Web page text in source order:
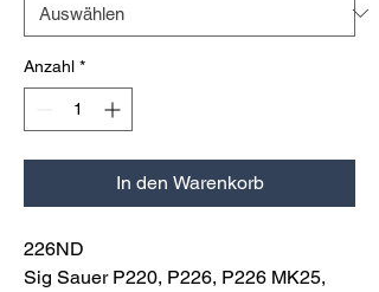
Anzahl *
In den Warenkorb
226ND
Sig Sauer P220, P226, P226 MK25,